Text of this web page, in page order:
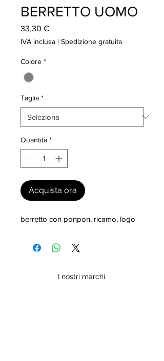
BERRETTO UOMO
33,30 €Prezzo
IVA inclusa | Spedizione gratuita
Colore *
Taglia *
Quantità *
Acquista ora
berretto con ponpon, ricamo, logo
I nostri marchi